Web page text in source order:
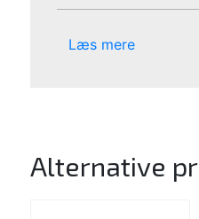
Læs mere
Alternative